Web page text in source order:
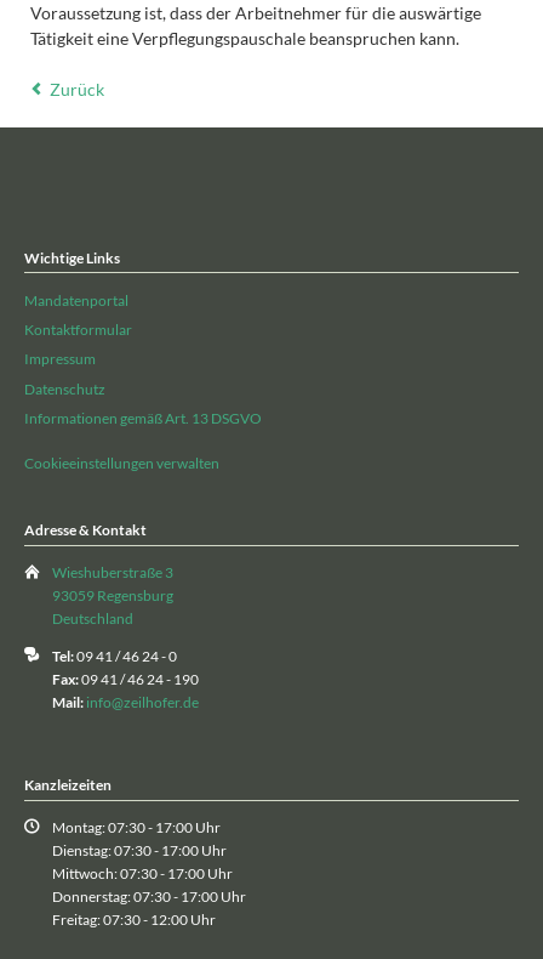
Voraussetzung ist, dass der Arbeitnehmer für die auswärtige
Tätigkeit eine Verpflegungspauschale beanspruchen kann.
Zurück
Wichtige Links
Mandatenportal
Kontaktformular
Impressum
Datenschutz
Informationen gemäß Art. 13 DSGVO
Cookieeinstellungen verwalten
Adresse & Kontakt
Wieshuberstraße 3
93059 Regensburg
Deutschland
Tel:09 41 / 46 24 - 0
Fax:09 41 / 46 24 - 190
Mail: info@zeilhofer.de
Kanzleizeiten
Montag: 07:30 - 17:00 Uhr
Dienstag: 07:30 - 17:00 Uhr
Mittwoch: 07:30 - 17:00 Uhr
Donnerstag: 07:30 - 17:00 Uhr
Freitag: 07:30 - 12:00 Uhr